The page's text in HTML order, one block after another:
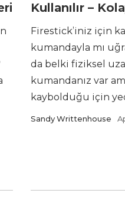
Kullanılır –
Firestick’iniz için
kumandayla mı
da belki fiziksel
kumandanız var
kaybolduğu için
Sandy Writtenhouse